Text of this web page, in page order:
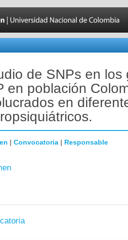
de SNPs en los
en población
en
| Convocatoria | Responsable